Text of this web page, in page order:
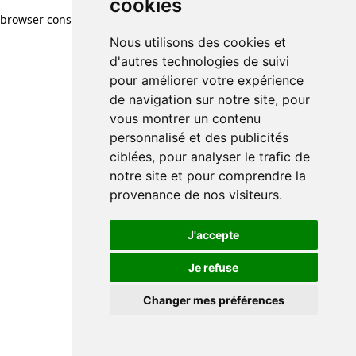
cookies
Nous utilisons des cookies et
d'autres technologies de suivi
pour améliorer votre expérience
de navigation sur notre site, pour
vous montrer un contenu
personnalisé et des publicités
ciblées, pour analyser le trafic de
notre site et pour comprendre la
provenance de nos visiteurs.
J'accepte
Je refuse
Changer mes préférences
browser console for more information)